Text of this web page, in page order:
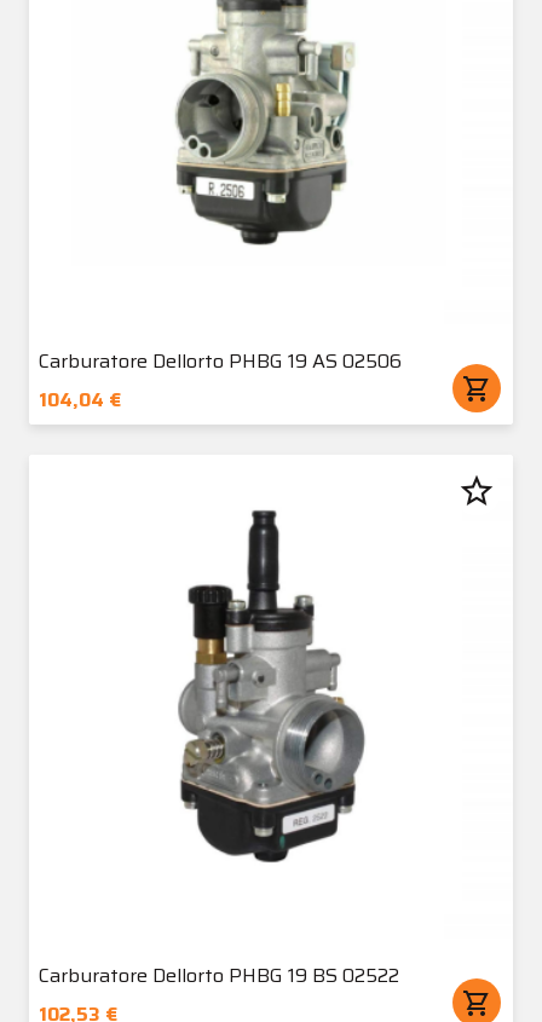
Carburatore Dellorto PHBG 19 AS 02506
104,04 €
shopping_cart
Carburatore Dellorto PHBG 19 BS 02522
102,53 €
shopping_cart
star_border